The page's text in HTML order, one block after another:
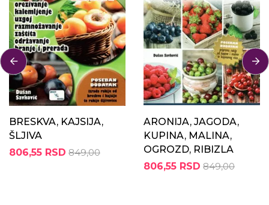
BRESKVA, KAJSIJA,
ŠLJIVA
806,55 RSD 849,00
ARONIJA, JAGODA,
KUPINA, MALINA,
OGROZD, RIBIZLA
806,55 RSD 849,00